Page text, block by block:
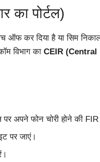
का पोर्टल)
ऑफ कर दिया है या सिम
विभाग का CEIR
अपने फोन चोरी होने की FIR
पर जाएं।